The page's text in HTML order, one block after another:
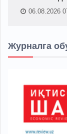
06.08.2026
Журналга